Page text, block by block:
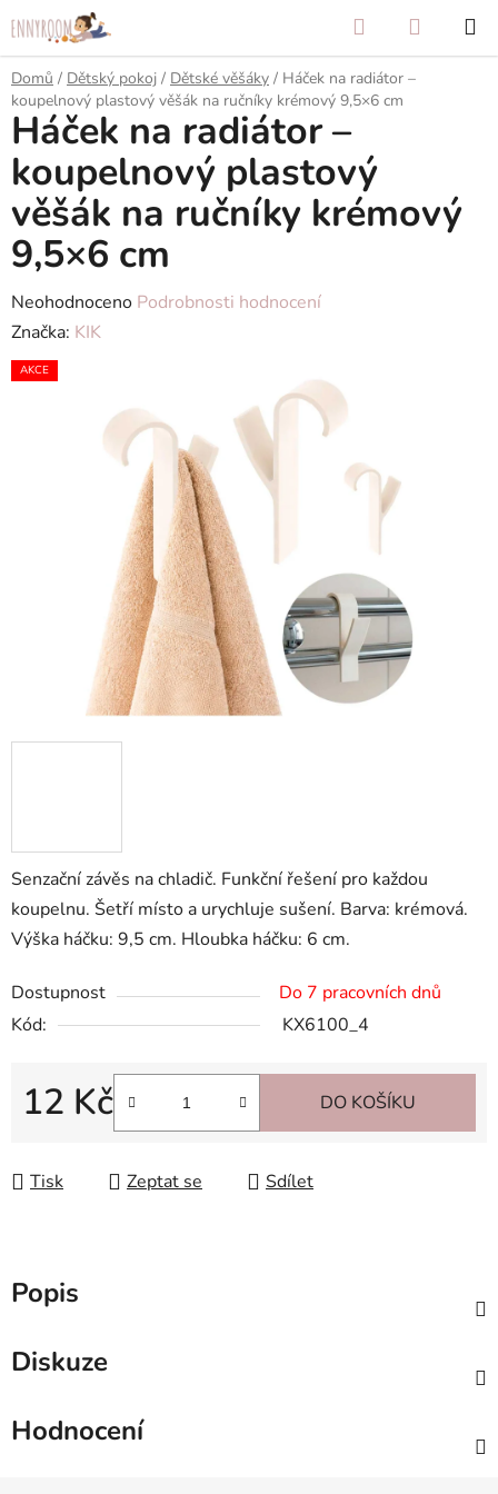
na
obsah
Hledat
KOŠÍK
Domů / Dětský pokoj / Dětské věšáky / Háček na radiátor –
koupelnový plastový věšák na ručníky krémový 9,5×6 cm
Senzační závěs na chladič. Funkční řešení pro každou
koupelnu. Šetří místo a urychluje sušení. Barva: krémová.
Výška háčku: 9,5 cm. Hloubka háčku: 6 cm.
Dostupnost
Do 7 pracovních dnů
Kód:
KX6100_4
12 Kč
Měrná cena:
DO KOŠÍKU
Tisk Zeptat se Sdílet
Háček na radiátor –
koupelnový plastový
věšák na ručníky krémový
9,5×6 cm
Průměrné
hodnocení
produktu
Neohodnoceno Podrobnosti hodnocení
Značka: KIK
AKCE
Popis
Diskuze
Hodnocení